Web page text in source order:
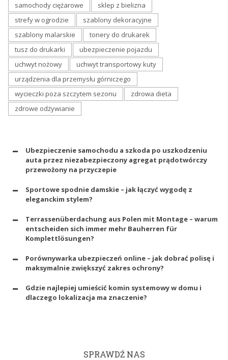
samochody ciężarowe
sklep z bielizna
strefy w ogrodzie
szablony dekoracyjne
szablony malarskie
tonery do drukarek
tusz do drukarki
ubezpieczenie pojazdu
uchwyt nożowy
uchwyt transportowy kuty
urządzenia dla przemysłu górniczego
wycieczki poza szczytem sezonu
zdrowa dieta
zdrowe odżywianie
Ubezpieczenie samochodu a szkoda po uszkodzeniu
auta przez niezabezpieczony agregat prądotwórczy
przewożony na przyczepie
Sportowe spodnie damskie – jak łączyć wygodę z
eleganckim stylem?
Terrassenüberdachung aus Polen mit Montage – warum
entscheiden sich immer mehr Bauherren für
Komplettlösungen?
Porównywarka ubezpieczeń online – jak dobrać polisę i
maksymalnie zwiększyć zakres ochrony?
Gdzie najlepiej umieścić komin systemowy w domu i
dlaczego lokalizacja ma znaczenie?
SPRAWDŹ NAS